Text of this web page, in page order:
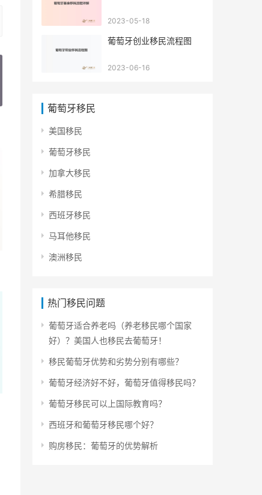
2023-05-18
葡萄牙创业移民流程图
2023-06-16
葡萄牙移民
美国移民
葡萄牙移民
加拿大移民
希腊移民
西班牙移民
马耳他移民
澳洲移民
热门移民问题
葡萄牙适合养老吗（养老移民哪个国家
好）？美国人也移民去葡萄牙！
移民葡萄牙优势和劣势分别有哪些？
葡萄牙经济好不好，葡萄牙值得移民吗？
葡萄牙移民可以上国际教育吗？
西班牙和葡萄牙移民哪个好？
购房移民：葡萄牙的优势解析